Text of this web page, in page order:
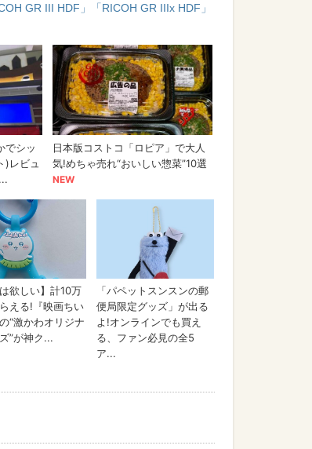
GR III HDF」「RICOH GR IIIx HDF」